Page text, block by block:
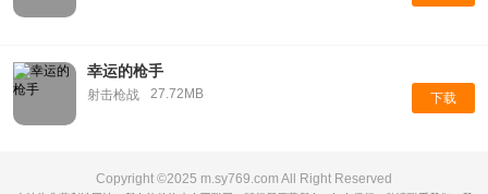
幸运的枪手
射击枪战 27.72MB 下载
Copyright ©2025 m.sy769.com All Right Reserved